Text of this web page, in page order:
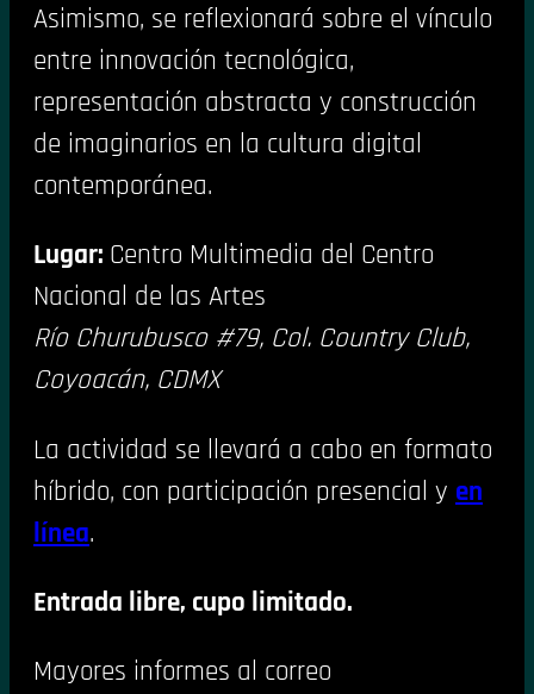
Asimismo, se reflexionará sobre el vínculo
entre innovación tecnológica,
representación abstracta y construcción
de imaginarios en la cultura digital
contemporánea.
Lugar: Centro Multimedia del Centro
Nacional de las Artes
Río Churubusco #79, Col. Country Club,
Coyoacán, CDMX
La actividad se llevará a cabo en formato
híbrido, con participación presencial y en
línea.
Entrada libre, cupo limitado.
Mayores informes al correo